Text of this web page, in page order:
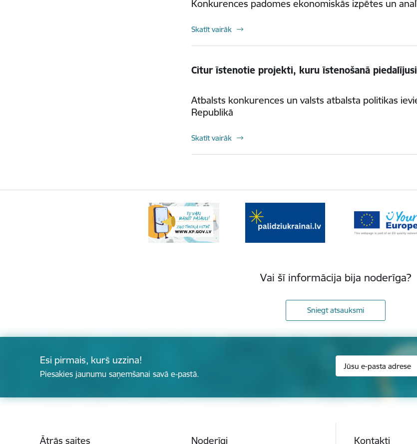
Konkurences padomes ekonomiskās izpētes un
Skatīt vairāk
Citur īstenotie projekti, kuru īstenošanā
Atbalsts konkurences un valsts atbalsta politikas
Republikā
Skatīt vairāk
Vai šī informācija bija noderīga?
Sniegt atsauksmi
Esi pirmais, kurš uzzina!
Piesakies jaunumu saņemšanai savā e-pastā.
Ātrās saites Noderīgi Kontakti